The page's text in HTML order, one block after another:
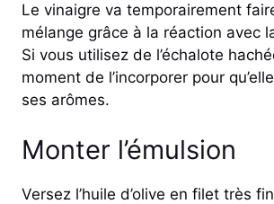
Le vinaigre va temporairement
mélange grâce à la réaction avec
Si vous utilisez de l’échalote
moment de l’incorporer pour
ses arômes.
Monter l’émulsion
Versez l’huile d’olive en filet très